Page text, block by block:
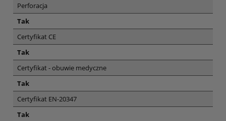
Perforacja
Tak
Certyfikat CE
Tak
Certyfikat - obuwie medyczne
Tak
Certyfikat EN-20347
Tak